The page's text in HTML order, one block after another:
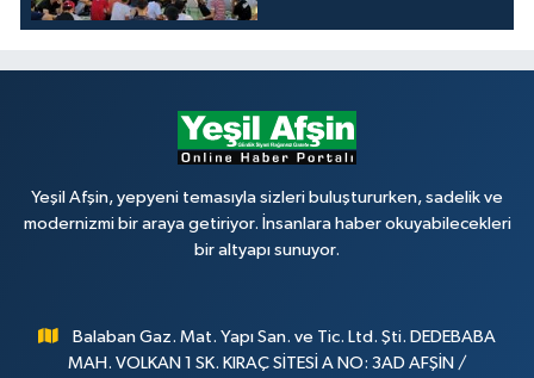
Yeşil Afşin, yepyeni temasıyla sizleri buluştururken, sadelik ve
modernizmi bir araya getiriyor. İnsanlara haber okuyabilecekleri
bir altyapı sunuyor.
Balaban Gaz. Mat. Yapı San. ve Tic. Ltd. Şti. DEDEBABA
MAH. VOLKAN 1 SK. KIRAÇ SİTESİ A NO: 3AD AFŞİN /